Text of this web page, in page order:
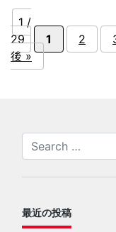
1 /
29
1 2
後 »
最近の投稿